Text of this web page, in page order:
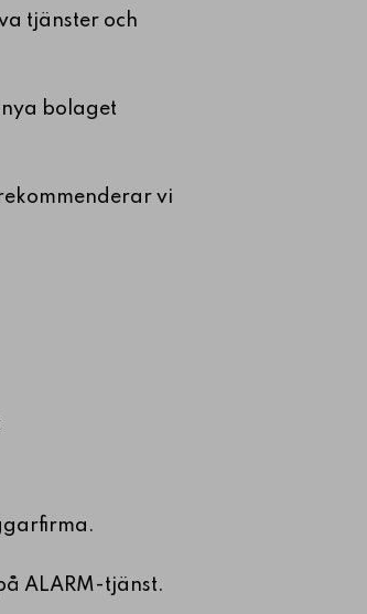
tjänster och
bolaget
vi
ALARM-tjänst.